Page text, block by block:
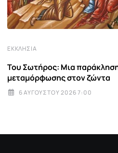
ΕΚΚΛΗΣΊΑ
Του Σωτήρος: Μια παράκληση
μεταμόρφωσης στον ζώντα
6 ΑΥΓΟΎΣΤΟΥ 2026 7:00